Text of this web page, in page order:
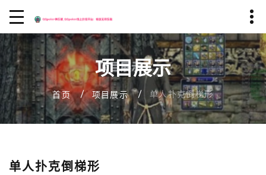
项目展示
首页 项目展示 单人扑克倒梯形
单人扑克倒梯形